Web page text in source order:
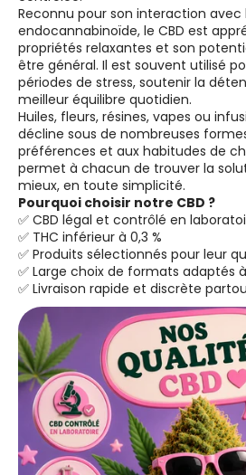
Reconnu pour son interaction avec
endocannabinoïde, le CBD est
propriétés relaxantes et son
être général. Il est souvent utilisé
périodes de stress, soutenir la
meilleur équilibre quotidien.
Huiles, fleurs, résines, vapes ou
décline sous de nombreuses
préférences et aux habitudes de
permet à chacun de trouver la
mieux, en toute simplicité.
Pourquoi choisir notre CBD ?
✅ CBD légal et contrôlé en
✅ THC inférieur à 0,3 %
✅ Produits sélectionnés pour leur
✅ Large choix de formats adaptés
✅ Livraison rapide et discrète